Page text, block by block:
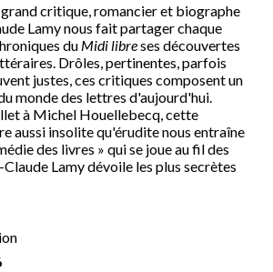
grand critique, romancier et biographe
Lamy nous fait partager chaque
du Midi libreses découvertes
Drôles, pertinentes, parfois
justes, ces critiques composent un
monde des lettres d'aujourd'hui.
à Michel Houellebecq, cette
aussi insolite qu'érudite nous entraîne
des livres » qui se joue au fil des
Lamy dévoile les plus secrètes